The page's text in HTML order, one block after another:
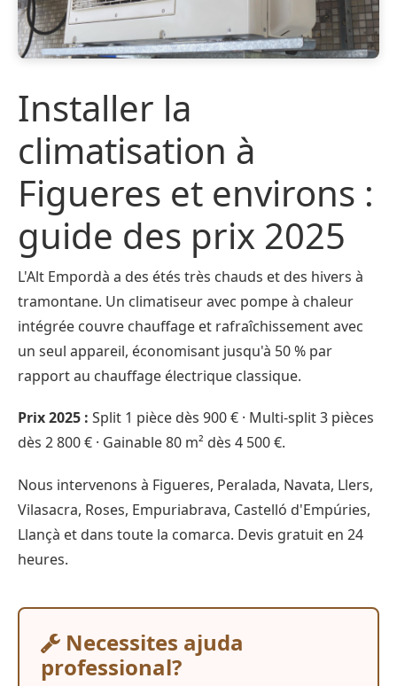
Installer la
climatisation à
Figueres et environs :
guide des prix 2025
L'Alt Empordà a des étés très chauds et des hivers à
tramontane. Un climatiseur avec pompe à chaleur
intégrée couvre chauffage et rafraîchissement avec
un seul appareil, économisant jusqu'à 50 % par
rapport au chauffage électrique classique.
Prix 2025 : Split 1 pièce dès 900 € · Multi-split 3 pièces
dès 2 800 € · Gainable 80 m² dès 4 500 €.
Nous intervenons à Figueres, Peralada, Navata, Llers,
Vilasacra, Roses, Empuriabrava, Castelló d'Empúries,
Llançà et dans toute la comarca. Devis gratuit en 24
heures.
Necessites ajuda
professional?